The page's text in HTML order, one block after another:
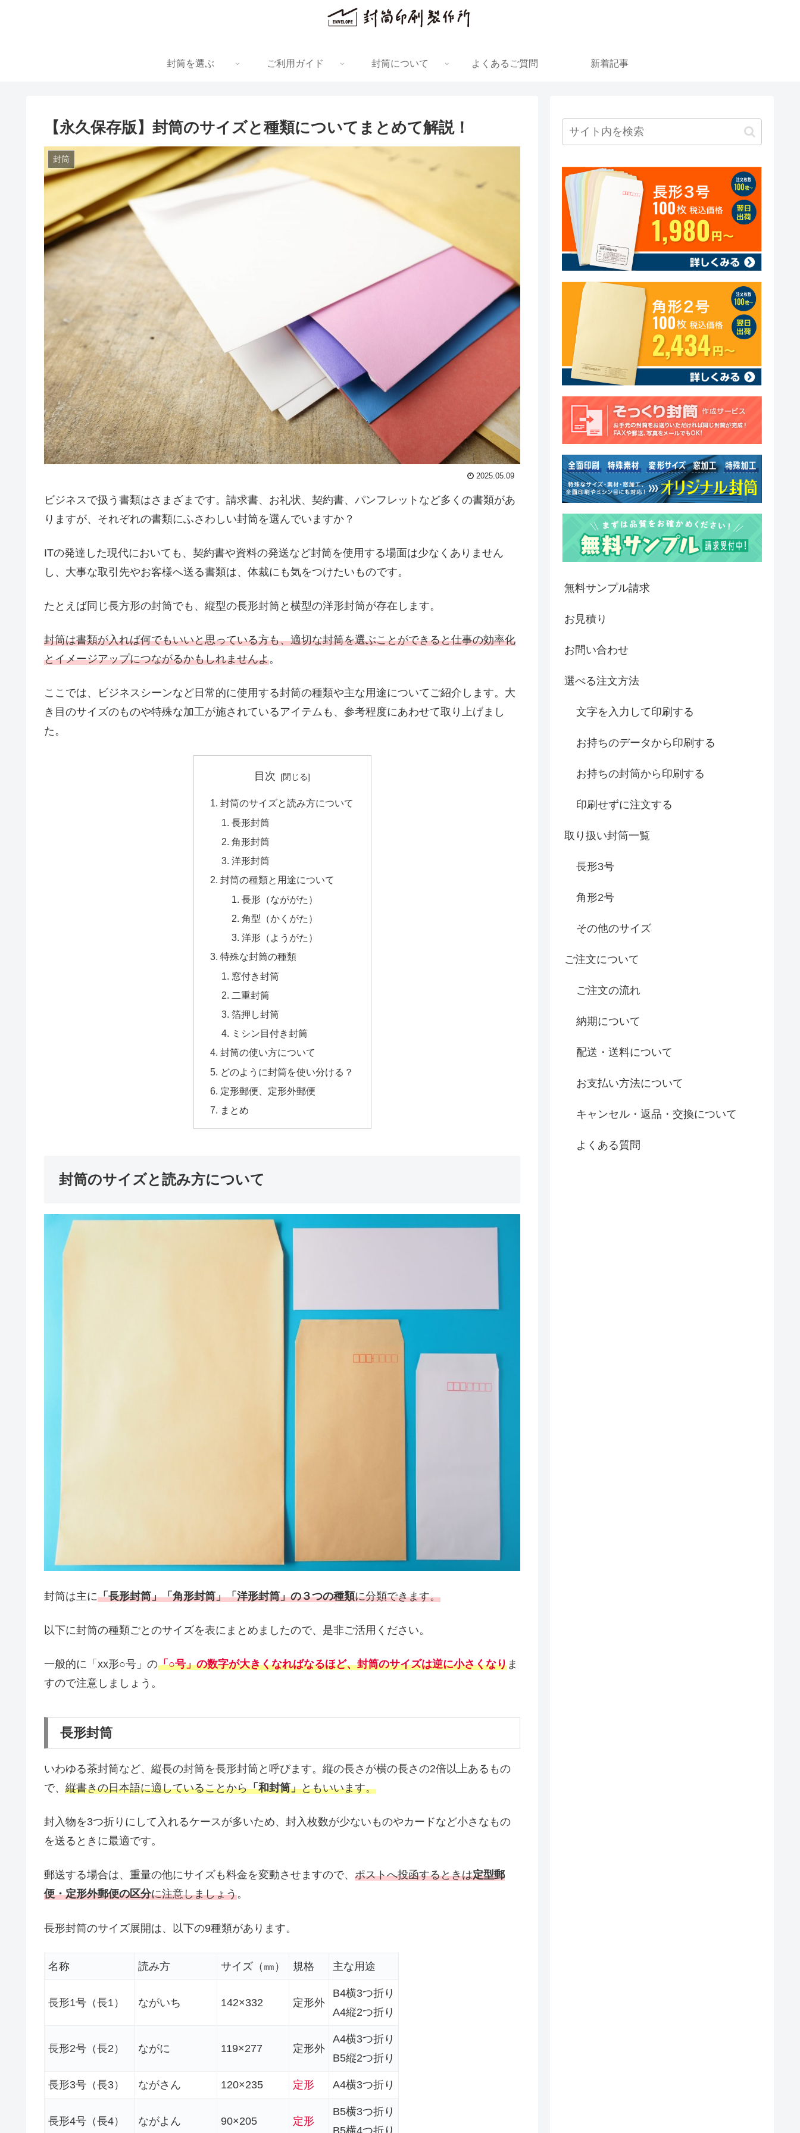
封筒を選ぶ ご利用ガイド 封筒について よくあるご質問 新着記事
【永久保存版】封筒のサイズと種類についてまとめて解説！
封筒
2025.05.09
ビジネスで扱う書類はさまざまです。請求書、お礼状、契約書、パンフレットなど多くの書類があ
りますが、それぞれの書類にふさわしい封筒を選んでいますか？
ITの発達した現代においても、契約書や資料の発送など封筒を使用する場面は少なくありません
し、大事な取引先やお客様へ送る書類は、体裁にも気をつけたいものです。
たとえば同じ長方形の封筒でも、縦型の長形封筒と横型の洋形封筒が存在します。
封筒は書類が入れば何でもいいと思っている方も、適切な封筒を選ぶことができると仕事の効率化
とイメージアップにつながるかもしれませんよ。
ここでは、ビジネスシーンなど日常的に使用する封筒の種類や主な用途についてご紹介します。大
き目のサイズのものや特殊な加工が施されているアイテムも、参考程度にあわせて取り上げまし
た。
目次
封筒のサイズと読み方について
長形封筒
角形封筒
洋形封筒
封筒の種類と用途について
長形（なががた）
角型（かくがた）
洋形（ようがた）
特殊な封筒の種類
窓付き封筒
二重封筒
箔押し封筒
ミシン目付き封筒
封筒の使い方について
どのように封筒を使い分ける？
定形郵便、定形外郵便
まとめ
封筒のサイズと読み方について
封筒は主に「長形封筒」「角形封筒」「洋形封筒」の３つの種類に分類できます。
以下に封筒の種類ごとのサイズを表にまとめましたので、是非ご活用ください。
一般的に「xx形○号」の「○号」の数字が大きくなればなるほど、封筒のサイズは逆に小さくなり ま
すので注意しましょう。
長形封筒
いわゆる茶封筒など、縦長の封筒を長形封筒と呼びます。縦の長さが横の長さの2倍以上あるもの
で、 縦書きの日本語に適していることから「和封筒」ともいいます。
封入物を3つ折りにして入れるケースが多いため、封入枚数が少ないものやカードなど小さなもの
を送るときに最適です。
郵送する場合は、重量の他にサイズも料金を変動させますので、 ポストへ投函するときは定型郵
便・定形外郵便の区分に注意しましょう。
長形封筒のサイズ展開は、以下の9種類があります。
名称 読み方 サイズ（㎜） 規格 主な用途
長形1号（長1） ながいち 142×332 定形外
B4横3つ折り
A4縦2つ折り
長形2号（長2） ながに 119×277 定形外
A4横3つ折り
B5縦2つ折り
長形3号（長3） ながさん 120×235 定形 A4横3つ折り
長形4号（長4） ながよん 90×205 定形
B5横3つ折り
B5横4つ折り
無料サンプル請求
お見積り
お問い合わせ
選べる注文方法
文字を入力して印刷する
お持ちのデータから印刷する
お持ちの封筒から印刷する
印刷せずに注文する
取り扱い封筒一覧
長形3号
角形2号
その他のサイズ
ご注文について
ご注文の流れ
納期について
配送・送料について
お支払い方法について
キャンセル・返品・交換について
よくある質問